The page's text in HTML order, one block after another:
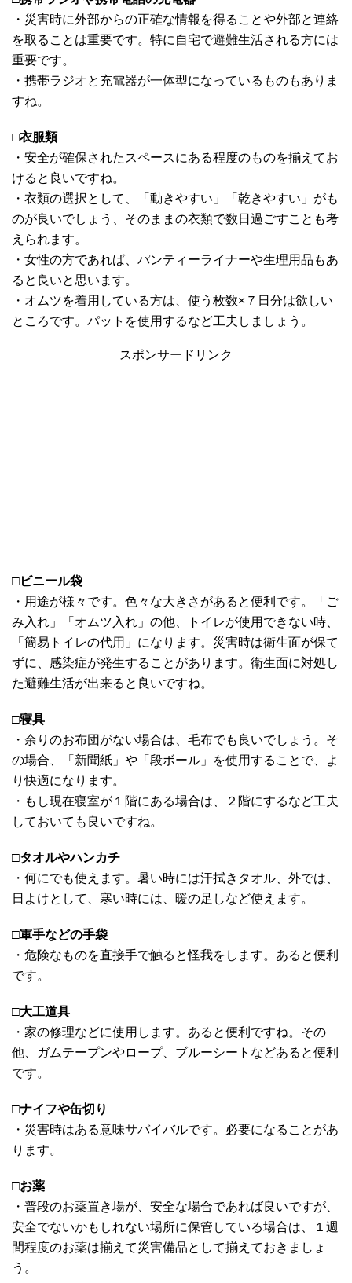
・災害時に外部からの正確な情報を得ることや外部と連絡
を取ることは重要です。特に自宅で避難生活される方には
重要です。
・携帯ラジオと充電器が一体型になっているものもありま
すね。
□衣服類
・安全が確保されたスペースにある程度のものを揃えてお
けると良いですね。
・衣類の選択として、「動きやすい」「乾きやすい」がも
のが良いでしょう、そのままの衣類で数日過ごすことも考
えられます。
・女性の方であれば、パンティーライナーや生理用品もあ
ると良いと思います。
・オムツを着用している方は、使う枚数×７日分は欲しい
ところです。パットを使用するなど工夫しましょう。
スポンサードリンク
□ビニール袋
・用途が様々です。色々な大きさがあると便利です。「ご
み入れ」「オムツ入れ」の他、トイレが使用できない時、
「簡易トイレの代用」になります。災害時は衛生面が保て
ずに、感染症が発生することがあります。衛生面に対処し
た避難生活が出来ると良いですね。
□寝具
・余りのお布団がない場合は、毛布でも良いでしょう。そ
の場合、「新聞紙」や「段ボール」を使用することで、よ
り快適になります。
・もし現在寝室が１階にある場合は、２階にするなど工夫
しておいても良いですね。
□タオルやハンカチ
・何にでも使えます。暑い時には汗拭きタオル、外では、
日よけとして、寒い時には、暖の足しなど使えます。
□軍手などの手袋
・危険なものを直接手で触ると怪我をします。あると便利
です。
□大工道具
・家の修理などに使用します。あると便利ですね。その
他、ガムテープンやロープ、ブルーシートなどあると便利
です。
□ナイフや缶切り
・災害時はある意味サバイバルです。必要になることがあ
ります。
□お薬
・普段のお薬置き場が、安全な場合であれば良いですが、
安全でないかもしれない場所に保管している場合は、１週
間程度のお薬は揃えて災害備品として揃えておきましょ
う。